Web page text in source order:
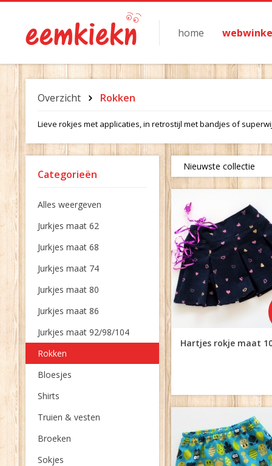
home
Overzicht Rokken
Lieve rokjes met applicaties, in retrostijl met bandjes of
Categorieën
Alles weergeven
Jurkjes maat 62
Jurkjes maat 68
Jurkjes maat 74
Jurkjes maat 80
Jurkjes maat 86
Jurkjes maat 92/98/104
Rokken
Bloesjes
Shirts
Truien & vesten
Broeken
Sokjes
Nieuwste collectie
Hartjes rokje maat